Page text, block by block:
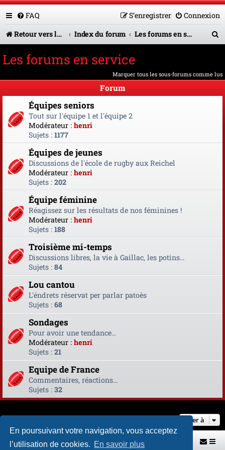
En poursuivant votre navigation, vous acceptez
l’utilisation de cookies. En savoir plus
FAQ Connexion
S’enregistrer
Retour vers le site U.A.G.R.
Index du forum Les forums en service
h
e
h
Les forums en service
Marquer tous les sous-forums comme lus
Forum
Équipes seniors
Tout sur l'équipe 1 et l'équipe 2
Modérateur : henri
Sujets : 1177
Équipes de jeunes
Discussions de l'école de rugby aux Reichel
Modérateur : henri
Sujets : 202
Équipe féminine
Réagissez sur les résultats de nos féminines !
Modérateur : henri
Sujets : 188
Troisième mi-temps
Discussions libres, la vie à Gaillac, les potins...
Sujets : 84
Lou cantou
L'éndrets réservat per parlar patoès
Sujets : 68
Sondages
Pour avoir une tendance...
Modérateur : henri
Sujets : 21
Equipe de France
Commentaires, réactions...
Sujets : 32
Aller à
Retour vers le site U.A.G.R. Index du forum